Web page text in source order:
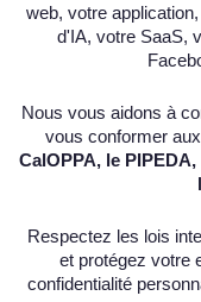
web, votre
d'IA, votre SaaS,
Nous vous aidons à
vous conformer
CalOPPA, le
Respectez les lois
et protégez votre
confidentialité